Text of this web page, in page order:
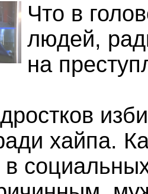
Что в
людей,
на
хайпа.